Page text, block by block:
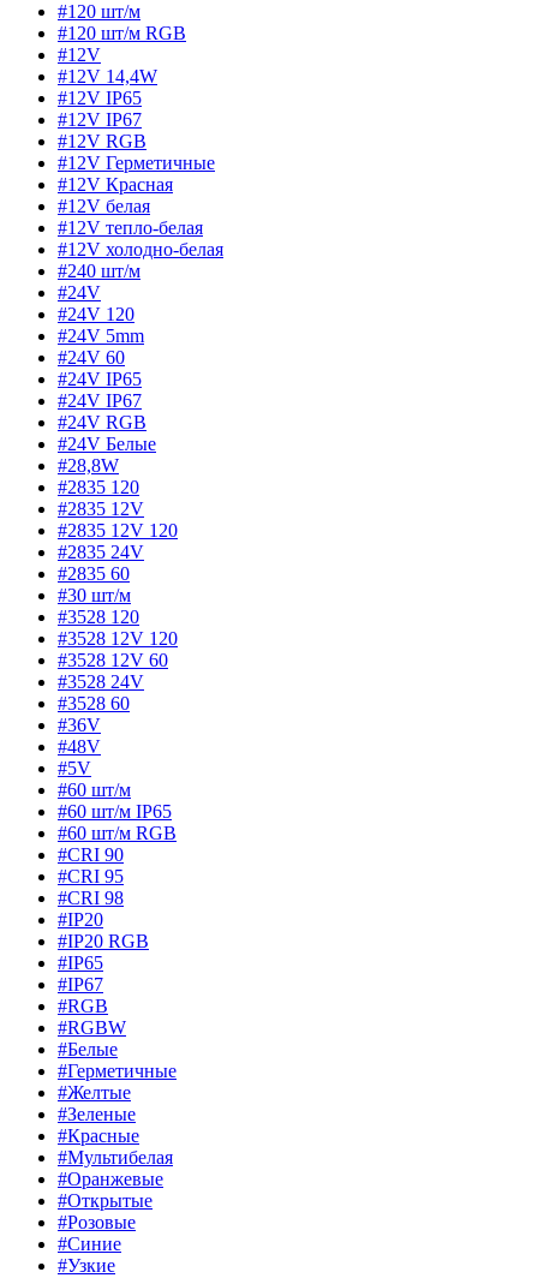
#120 шт/м
#120 шт/м RGB
#12V
#12V 14,4W
#12V IP65
#12V IP67
#12V RGB
#12V Герметичные
#12V Красная
#12V белая
#12V тепло-белая
#12V холодно-белая
#240 шт/м
#24V
#24V 120
#24V 5mm
#24V 60
#24V IP65
#24V IP67
#24V RGB
#24V Белые
#28,8W
#2835 120
#2835 12V
#2835 12V 120
#2835 24V
#2835 60
#30 шт/м
#3528 120
#3528 12V 120
#3528 12V 60
#3528 24V
#3528 60
#36V
#48V
#5V
#60 шт/м
#60 шт/м IP65
#60 шт/м RGB
#CRI 90
#CRI 95
#CRI 98
#IP20
#IP20 RGB
#IP65
#IP67
#RGB
#RGBW
#Белые
#Герметичные
#Желтые
#Зеленые
#Красные
#Мультибелая
#Оранжевые
#Открытые
#Розовые
#Синие
#Узкие